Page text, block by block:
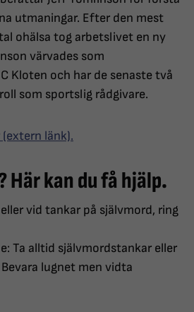
utmaningar. Efter den mest
ohälsa tog arbetslivet en ny
värvades som
Kloten och har de senaste två
som sportslig rådgivare.
länk).
Här kan du få hjälp.
vid tankar på självmord, ring
Ta alltid självmordstankar eller
lugnet men vidta